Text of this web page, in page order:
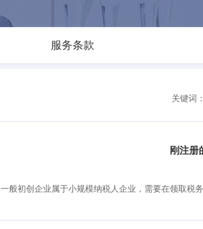
服务条款
关键词：
刚注册
一般初创企业属于小规模纳税人企业，需要在领取税